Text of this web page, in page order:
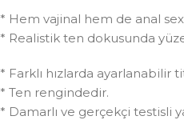
* Hem vajinal hem de anal
* Realistik ten dokusunda
* Farklı hızlarda ayarlanabilir
* Ten rengindedir.
* Damarlı ve gerçekçi testisli